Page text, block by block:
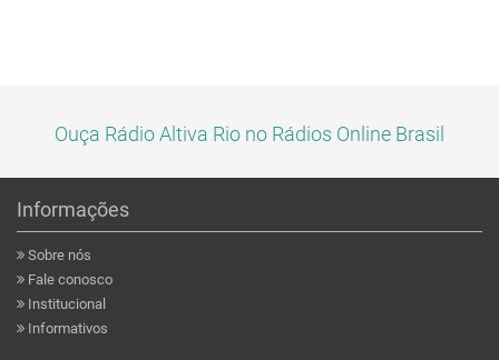
Ouça Rádio Altiva Rio no Rádios Online Brasil
Informações
Sobre nós
Fale conosco
Institucional
Informativos